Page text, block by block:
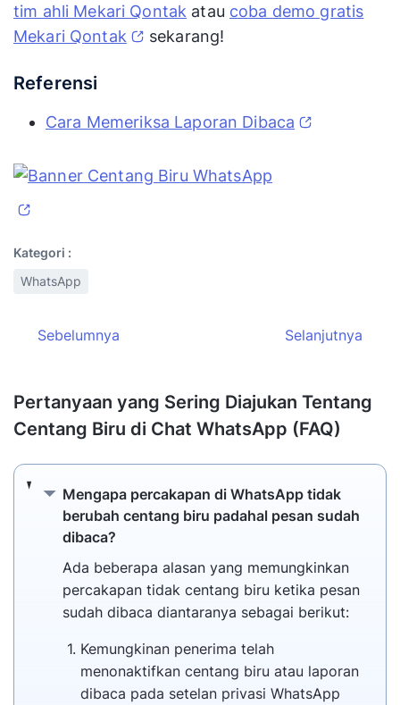
tim ahli Mekari Qontak atau coba demo gratis
Mekari Qontak
sekarang!
Referensi
Cara Memeriksa Laporan Dibaca
Kategori :
WhatsApp
Sebelumnya Selanjutnya
Pertanyaan yang Sering Diajukan Tentang
Centang Biru di Chat WhatsApp (FAQ)
Mengapa percakapan di WhatsApp tidak
berubah centang biru padahal pesan sudah
dibaca?
Mengapa percakapan di WhatsApp tidak
Ada beberapa alasan yang memungkinkan
percakapan tidak centang biru ketika pesan
sudah dibaca diantaranya sebagai berikut:
Kemungkinan penerima telah
menonaktifkan centang biru atau laporan
dibaca pada setelan privasi WhatsApp